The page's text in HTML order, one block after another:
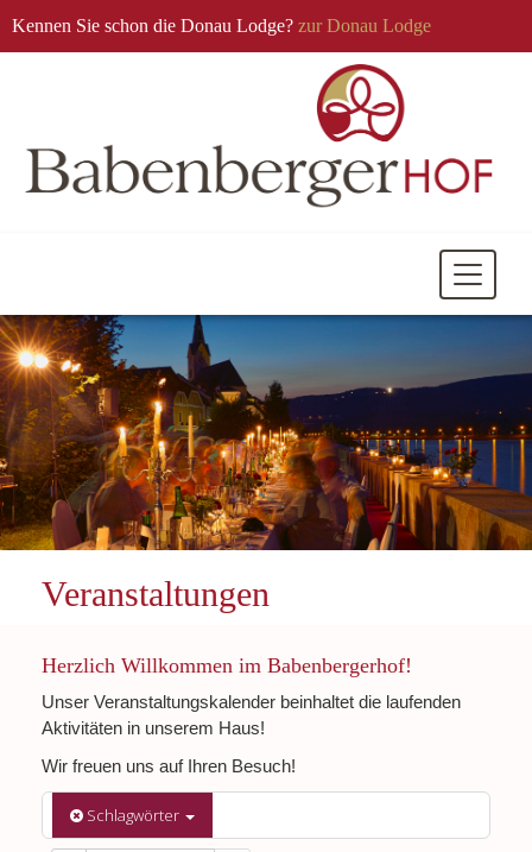
Kennen Sie schon die Donau Lodge? zur Donau Lodge
Mobile
Veranstaltungen
Herzlich Willkommen im Babenbergerhof!
Unser Veranstaltungskalender beinhaltet die laufenden
Aktivitäten in unserem Haus!
Wir freuen uns auf Ihren Besuch!
Schlagwörter